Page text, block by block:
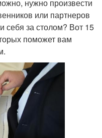
нужно произвести
или партнеров
себя за столом? Вот 15
поможет вам